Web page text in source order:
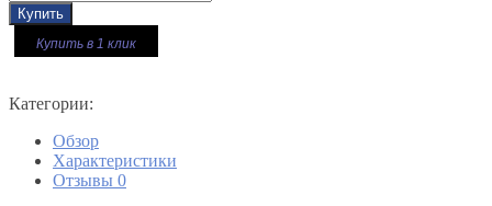
Купить в 1 клик
Категории:
Обзор
Характеристики
Отзывы 0